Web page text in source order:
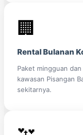
🏢
Rental Bulanan
Paket mingguan
kawasan Pisangan
sekitarnya.